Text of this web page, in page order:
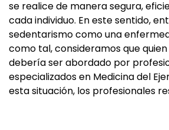
se realice de manera segura,
cada individuo. En este sentido,
sedentarismo como una
como tal, consideramos que
debería ser abordado por
especializados en Medicina del
esta situación, los profesionales